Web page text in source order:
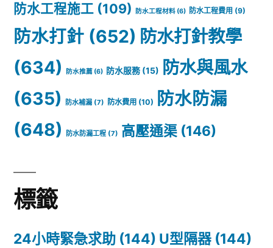
通
劑
坑
渠
器
防水工程施工 (109) 防水工程材料 (6) 防水工程費用 (9)
防水打針 (652) 防水打針教學
(634)
防水推薦 (6) 防水服務 (15)
防水與風水
(635)
防水補漏 (7) 防水費用 (10)
防水防漏
(648)
防水防漏工程 (7) 高壓通渠 (146)
標籤
24小時緊急求助 (144) U型隔器 (144)